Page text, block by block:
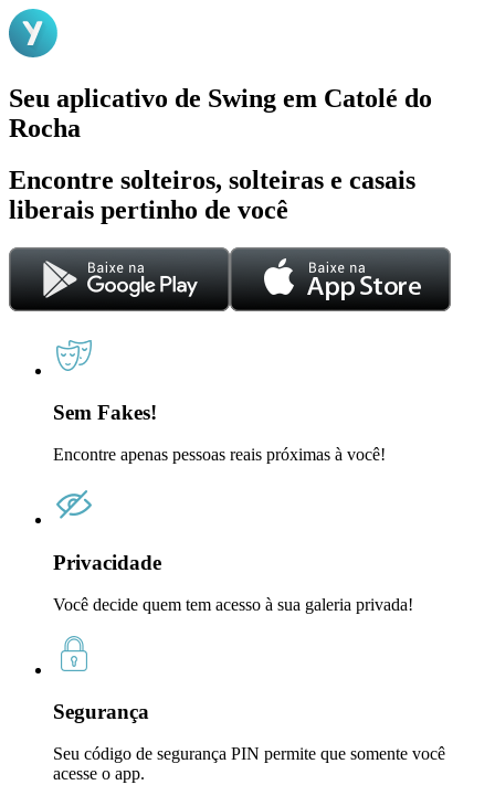
Seu aplicativo de Swing em Catolé do
Rocha
Encontre solteiros, solteiras e casais
liberais pertinho de você
Sem Fakes!
Encontre apenas pessoas reais próximas à você!
Privacidade
Você decide quem tem acesso à sua galeria privada!
Segurança
Seu código de segurança PIN permite que somente você
acesse o app.